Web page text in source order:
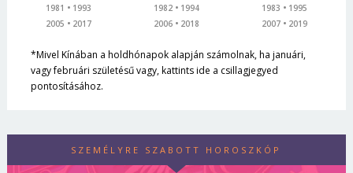
1981
1993
2005
2017
1982
1994
2006
2018
1983
1995
2007
2019
*Mivel Kínában a holdhónapok alapján számolnak, ha januári,
vagy februári születésű vagy, kattints ide a csillagjegyed
pontosításához.
SZEMÉLYRE SZABOTT HOROSZKÓP